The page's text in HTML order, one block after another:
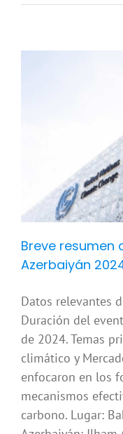
Breve resumen
Azerbaiyán
Datos relevantes
Duración del
de 2024. Temas
climático y
enfocaron en los
mecanismos
carbono. Lugar: